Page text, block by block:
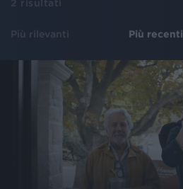
2 risultati
Più rilevanti Più recenti